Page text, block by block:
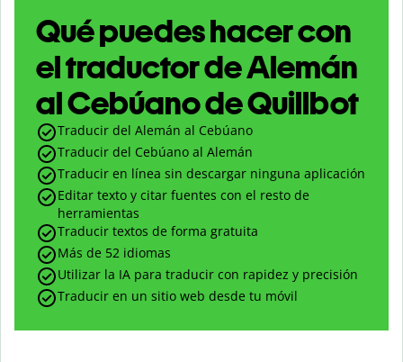
Qué puedes hacer con
el traductor de Alemán
al Cebúano de Quillbot
Traducir del Alemán al Cebúano
Traducir del Cebúano al Alemán
Traducir en línea sin descargar ninguna aplicación
Editar texto y citar fuentes con el resto de
herramientas
Traducir textos de forma gratuita
Más de 52 idiomas
Utilizar la IA para traducir con rapidez y precisión
Traducir en un sitio web desde tu móvil